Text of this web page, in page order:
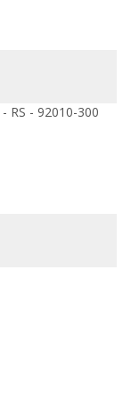
RS - 92010-300